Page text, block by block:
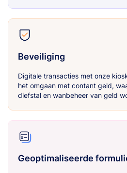
Beveiliging
Digitale transacties met onze
het omgaan met contant geld,
diefstal en wanbeheer van geld
Geoptimaliseerde